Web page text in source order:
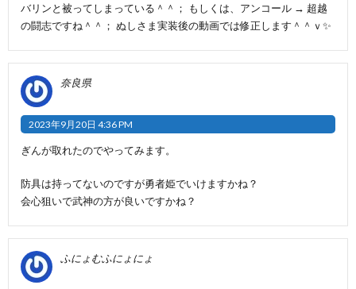
バリンと被ってしまっている＾＾； もしくは、アンコール → 超越
の闘志ですね＾＾； ぬしさま実装後の動画では修正します＾＾ｖ✨
奈良県
2023年9月20日 4:36 PM
ぎんが取れたのでやってみます。
防具は持ってないのですが勇者姫でいけますかね？
会心狙いで武神の方が良いですかね？
ふにょむふにょにょ